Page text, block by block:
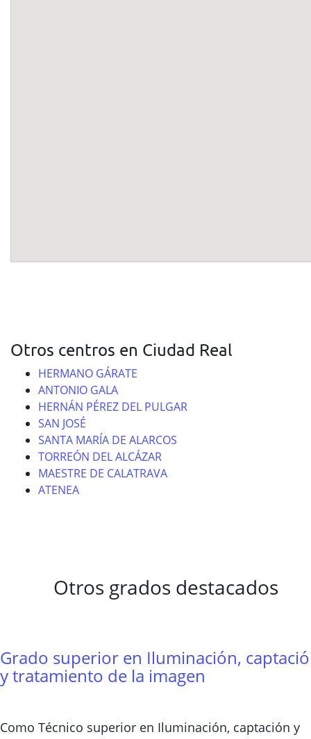
Otros centros en Ciudad Real
HERMANO GÁRATE
ANTONIO GALA
HERNÁN PÉREZ DEL PULGAR
SAN JOSÉ
SANTA MARÍA DE ALARCOS
TORREÓN DEL ALCÁZAR
MAESTRE DE CALATRAVA
ATENEA
Otros grados destacados
Grado superior en Iluminación,
y tratamiento de la imagen
Como Técnico superior en Iluminación, captación y